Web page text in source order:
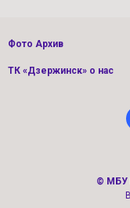
Фото Архив
ТК «Дзержинск» о нас
© МБУ